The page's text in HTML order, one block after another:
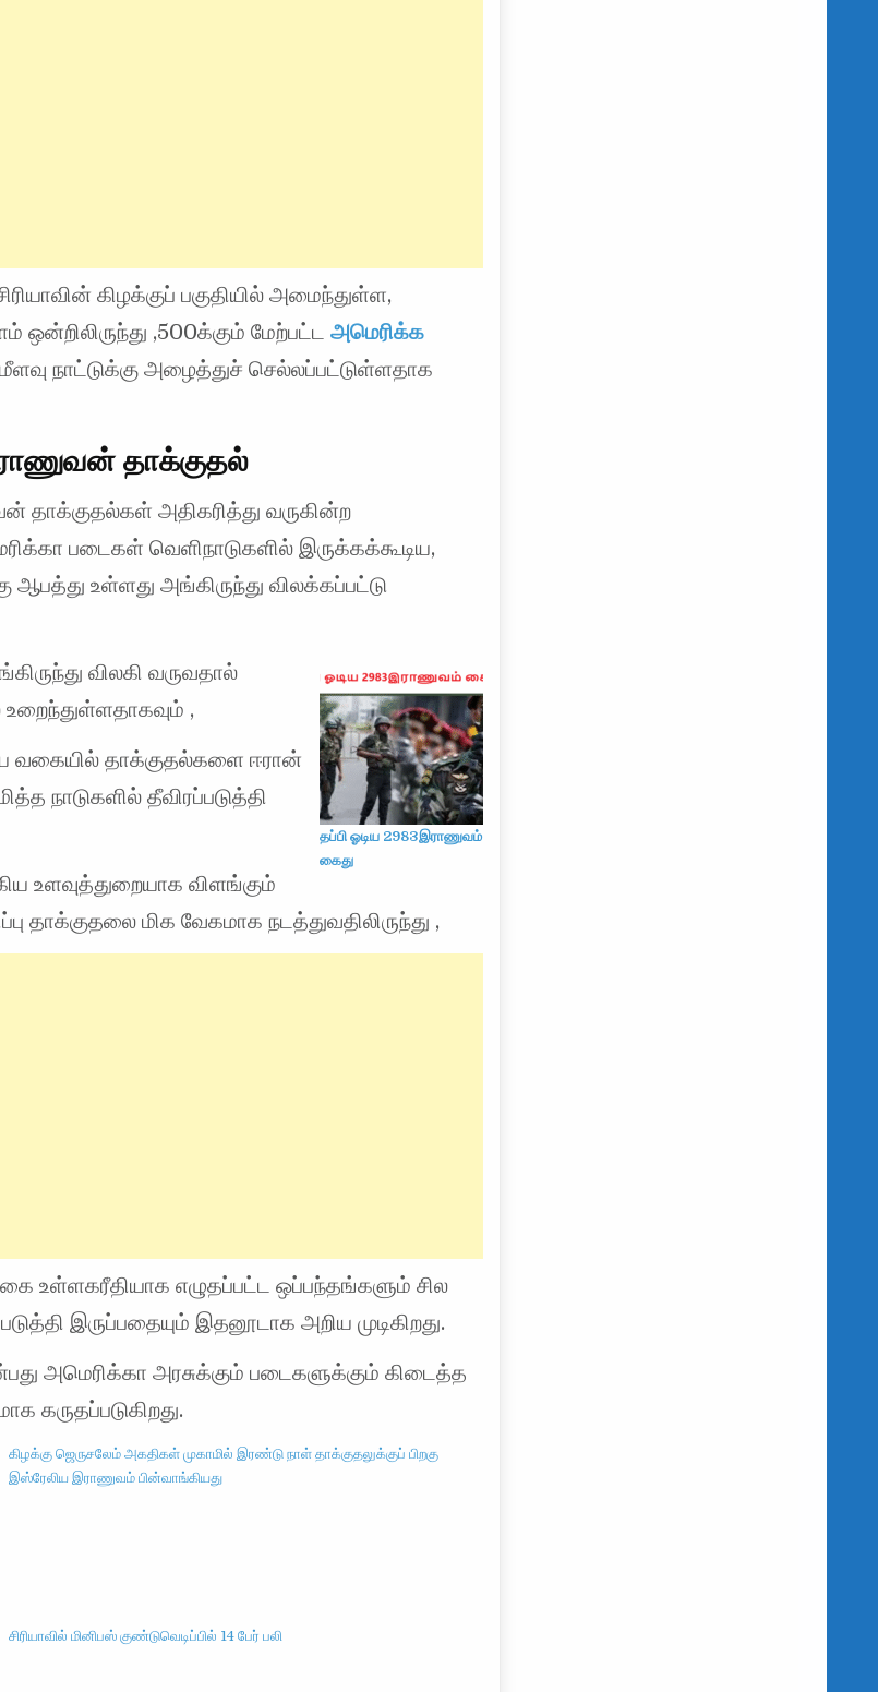
கிழக்குப் பகுதியில் அமைந்துள்ள,
,500க்கும் மேற்பட்ட அமெரிக்க
நாட்டுக்கு அழைத்துச் செல்லப்பட்டுள்ளதாக
தாக்குதல்
தாக்குதல்கள் அதிகரித்து வருகின்ற
படைகள் வெளிநாடுகளில் இருக்கக்கூடிய,
ஆபத்து உள்ளது அங்கிருந்து விலக்கப்பட்டு
தப்பி ஓடிய 2983இராணுவம்
கைது
விலகி வருவதால்
,
வகையில் தாக்குதல்களை ஈரான்
நாடுகளில் தீவிரப்படுத்தி
உளவுத்துறையாக விளங்கும்
தாக்குதலை மிக வேகமாக நடத்துவதிலிருந்து ,
உள்ளகரீதியாக எழுதப்பட்ட ஒப்பந்தங்களும் சில
இருப்பதையும் இதனூடாக அறிய முடிகிறது.
அமெரிக்கா அரசுக்கும் படைகளுக்கும் கிடைத்த
கருதப்படுகிறது.
கிழக்கு ஜெருசலேம் அகதிகள் முகாமில் இரண்டு நாள் தாக்குதலுக்குப் பிறகு
இஸ்ரேலிய இராணுவம் பின்வாங்கியது
சிரியாவில் மினிபஸ் குண்டுவெடிப்பில் 14 பேர் பலி